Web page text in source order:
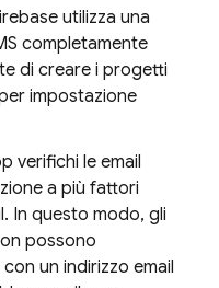
utilizza una
completamente
di creare i progetti
impostazione
verifichi le email
a più fattori
In questo modo, gli
possono
un indirizzo email